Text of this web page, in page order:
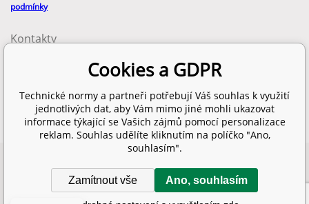
podmínky
Kontakty
info@technickenormy.cz
obchod@technickenormy.cz
Telefon:
+420 377 387 684
SITEMAP
Tento eshop dodala firma BINARGON.cz
Cookies a GDPR
Technické normy a partneři potřebují Váš souhlas k využití
jednotlivých dat, aby Vám mimo jiné mohli ukazovat
informace týkající se Vašich zájmů pomocí personalizace
reklam. Souhlas udělíte kliknutím na políčko "Ano,
souhlasím".
Zamítnout vše Ano, souhlasím